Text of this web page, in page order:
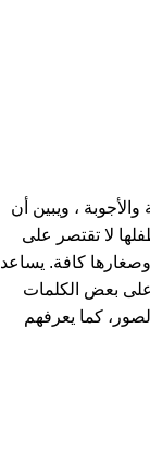
، ويبين أن
لا تقتصر على
كافة. يساعد
بعض الكلمات
كما يعرفهم